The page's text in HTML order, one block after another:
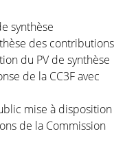
synthèse
des contributions
du PV de synthèse
de la CC3F avec
mise à disposition
de la Commission